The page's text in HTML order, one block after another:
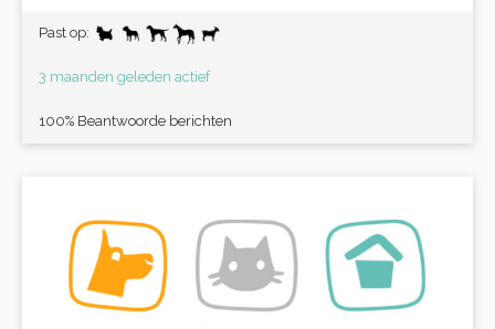
Past op:
3 maanden geleden actief
100% Beantwoorde berichten